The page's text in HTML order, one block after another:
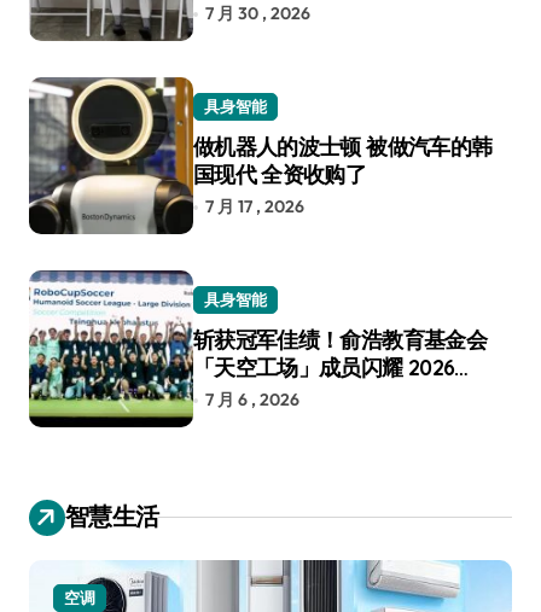
7 月 30 , 2026
具身智能
做机器人的波士顿 被做汽车的韩
国现代 全资收购了
7 月 17 , 2026
具身智能
斩获冠军佳绩！俞浩教育基金会
「天空工场」成员闪耀 2026
RoboCup 机器人世界杯
7 月 6 , 2026
智慧生活
空调